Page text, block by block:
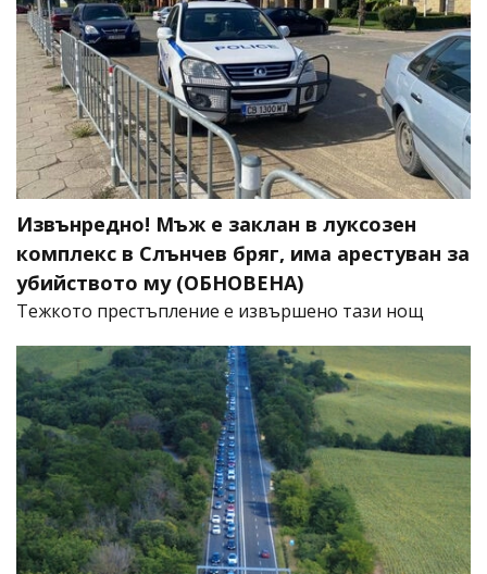
Извънредно! Мъж е заклан в луксозен
комплекс в Слънчев бряг, има арестуван за
убийството му (ОБНОВЕНА)
​Тежкото престъпление е извършено тази нощ